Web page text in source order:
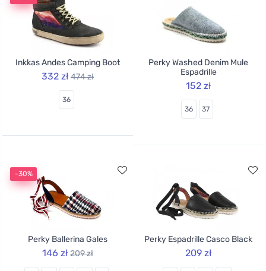
Inkkas Andes Camping Boot
332 zł 474 zł
36
Perky Washed Denim Mule
Espadrille
152 zł
36 37
-30%
Perky Ballerina Gales
146 zł 209 zł
Perky Espadrille Casco Black
209 zł